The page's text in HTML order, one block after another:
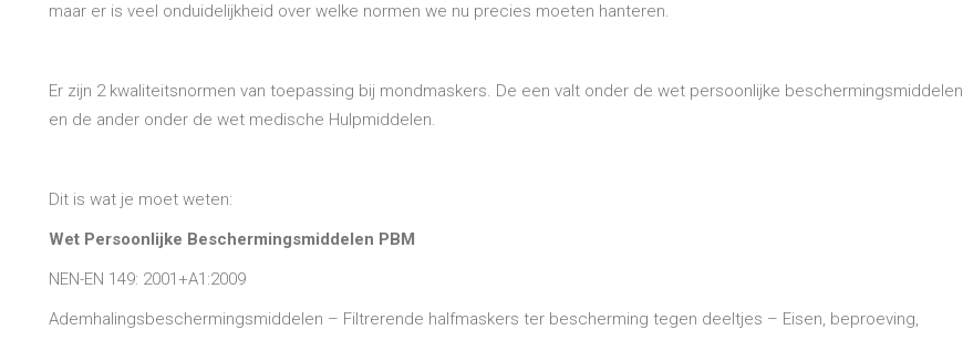
maar er is veel onduidelijkheid over welke normen we nu precies moeten hanteren.
Er zijn 2 kwaliteitsnormen van toepassing bij mondmaskers. De een valt onder de wet persoonlijke beschermingsmiddelen
en de ander onder de wet medische Hulpmiddelen.
Dit is wat je moet weten:
Wet Persoonlijke Beschermingsmiddelen PBM
NEN-EN 149: 2001+A1:2009
Ademhalingsbeschermingsmiddelen – Filtrerende halfmaskers ter bescherming tegen deeltjes – Eisen, beproeving,